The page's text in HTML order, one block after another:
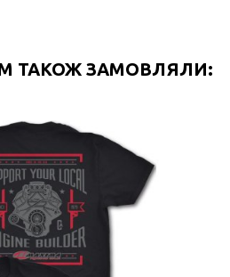
ТАКОЖ ЗАМОВЛЯЛИ: